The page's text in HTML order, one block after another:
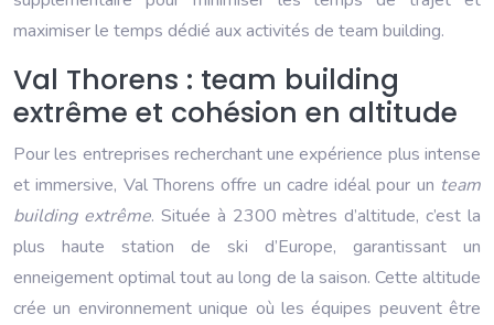
maximiser le temps dédié aux activités de team building.
Val Thorens : team building
extrême et cohésion en altitude
Pour les entreprises recherchant une expérience plus intense
et immersive, Val Thorens offre un cadre idéal pour un team
building extrême. Située à 2300 mètres d’altitude, c’est la
plus haute station de ski d’Europe, garantissant un
enneigement optimal tout au long de la saison. Cette altitude
crée un environnement unique où les équipes peuvent être